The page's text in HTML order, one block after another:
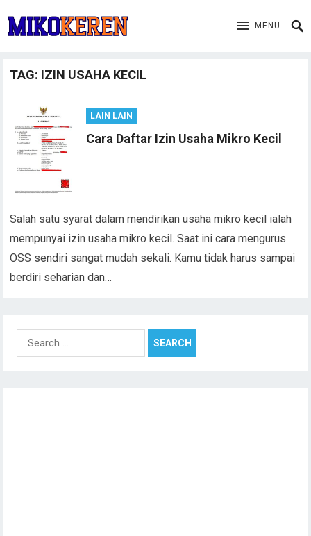
MENU
TAG: IZIN USAHA KECIL
LAIN LAIN
Cara Daftar Izin Usaha Mikro Kecil
Salah satu syarat dalam mendirikan usaha mikro kecil ialah
mempunyai izin usaha mikro kecil. Saat ini cara mengurus
OSS sendiri sangat mudah sekali. Kamu tidak harus sampai
berdiri seharian dan…
Search